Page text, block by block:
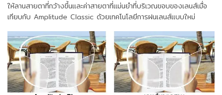
ให้ลานสายตาที่กว้างขึ้นและค่าสายตาที่แม่นยำที่บริเวณขอบของเลนส์เมื่อ
เทียบกับ Amplitude Classic ด้วยเทคโนโลยีการฝนเลนส์แบบใหม่